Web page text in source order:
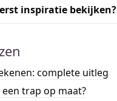
inspiratie bekijken?
complete uitleg
trap op maat?